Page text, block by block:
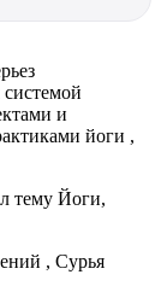
системой
и
йоги ,
тему Йоги,
, Сурья